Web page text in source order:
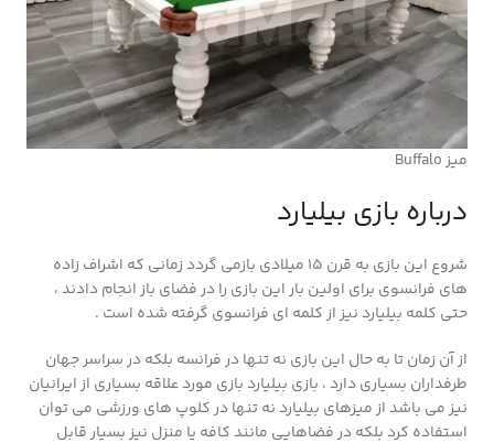
میز Buffalo
درباره بازی بیلیارد
شروع این بازی به قرن 15 میلادی بازمی گردد زمانی که اشراف زاده
های فرانسوی برای اولین بار این بازی را در فضای باز انجام دادند ،
حتی کلمه بیلیارد نیز از کلمه ای فرانسوی گرفته شده است .
از آن زمان تا به حال این بازی نه تنها در فرانسه بلکه در سراسر جهان
طرفداران بسیاری دارد ، بازی بیلیارد بازی مورد علاقه بسیاری از ایرانیان
نیز می باشد از میزهای بیلیارد نه تنها در کلوپ های ورزشی می توان
استفاده کرد بلکه در فضاهایی مانند کافه یا منزل نیز بسیار قابل